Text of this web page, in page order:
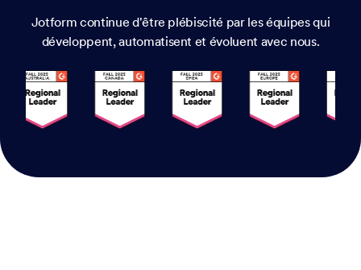
Jotform continue d'être plébiscité par les équipes qui
développent, automatisent et évoluent avec nous.